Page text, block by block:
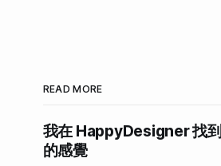
READ MORE
我在 HappyDesigner 找
的感覺